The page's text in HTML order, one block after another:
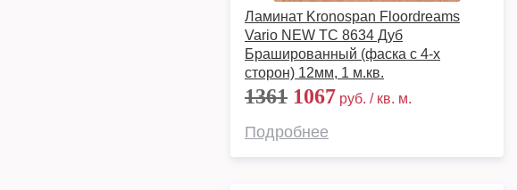
Ламинат Kronospan Floordreams
Vario NEW TC 8634 Дуб
Брашированный (фаска с 4-х
сторон) 12мм, 1 м.кв.
1361 1067 руб. / кв. м.
Подробнее